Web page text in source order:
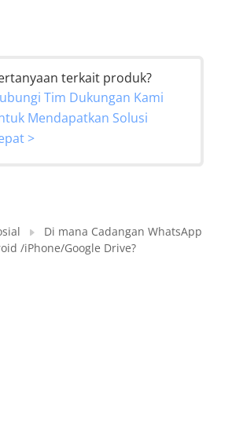
terkait produk?
Tim Dukungan Kami
Mendapatkan Solusi
>
Di mana Cadangan WhatsApp
/iPhone/Google Drive?